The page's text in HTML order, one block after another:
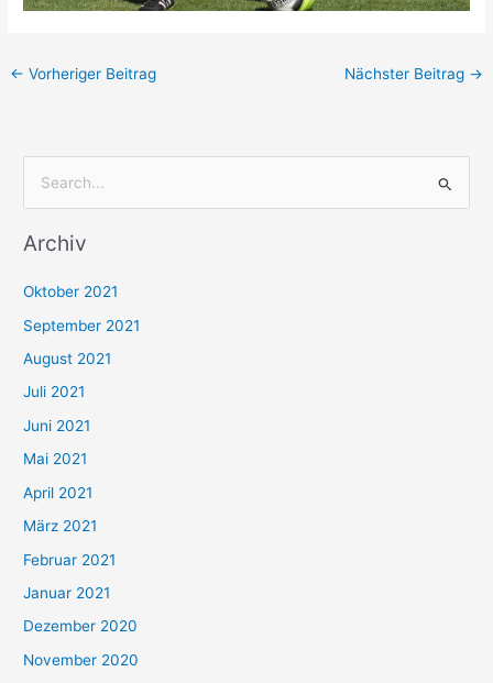
← Vorheriger Beitrag Nächster Beitrag →
c
n
n
a
c
h
:
Archiv
Oktober 2021
September 2021
August 2021
Juli 2021
Juni 2021
Mai 2021
April 2021
März 2021
Februar 2021
Januar 2021
Dezember 2020
November 2020